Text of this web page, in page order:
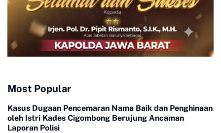
Most Popular
Kasus Dugaan Pencemaran Nama Baik dan Penghinaan
oleh Istri Kades Cigombong Berujung Ancaman
Laporan Polisi